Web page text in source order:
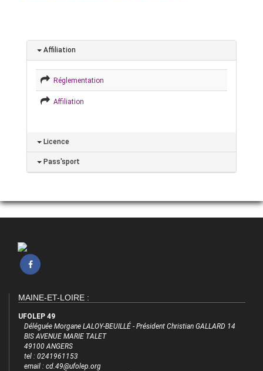
Affiliation
Réglementation
Affiliation
Licence
Pass'sport
MAINE-ET-LOIRE :
UFOLEP 49
Déléguée Morgane LALOY-BEUILLÉ - Président Christian GALLARD 14
BIS AVENUE MARIE TALET
49100 ANGERS
tel : 0241961153
email : cd.49@ufolep.org